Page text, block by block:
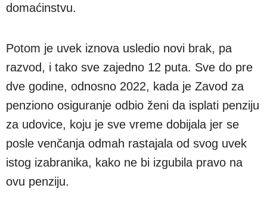
domaćinstvu.
Potom je uvek iznova usledio novi brak, pa
razvod, i tako sve zajedno 12 puta. Sve do pre
dve godine, odnosno 2022, kada je Zavod za
penziono osiguranje odbio ženi da isplati penziju
za udovice, koju je sve vreme dobijala jer se
posle venčanja odmah rastajala od svog uvek
istog izabranika, kako ne bi izgubila pravo na
ovu penziju.